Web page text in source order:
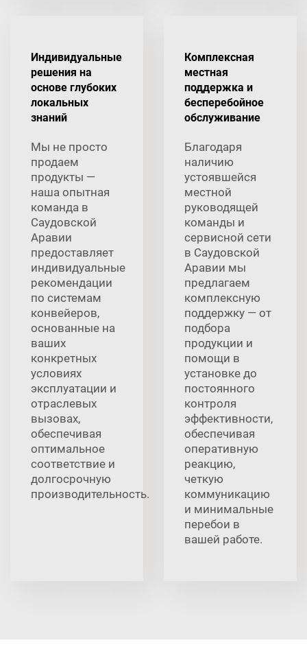
Индивидуальные
решения на
основе глубоких
локальных
знаний
Мы не просто
продаем
продукты —
наша опытная
команда в
Саудовской
Аравии
предоставляет
индивидуальные
рекомендации
по системам
конвейеров,
основанные на
ваших
конкретных
условиях
эксплуатации и
отраслевых
вызовах,
обеспечивая
оптимальное
соответствие и
долгосрочную
производительность.
Комплексная
местная
поддержка и
бесперебойное
обслуживание
Благодаря
наличию
устоявшейся
местной
руководящей
команды и
сервисной сети
в Саудовской
Аравии мы
предлагаем
комплексную
поддержку — от
подбора
продукции и
помощи в
установке до
постоянного
контроля
эффективности,
обеспечивая
оперативную
реакцию,
четкую
коммуникацию
и минимальные
перебои в
вашей работе.